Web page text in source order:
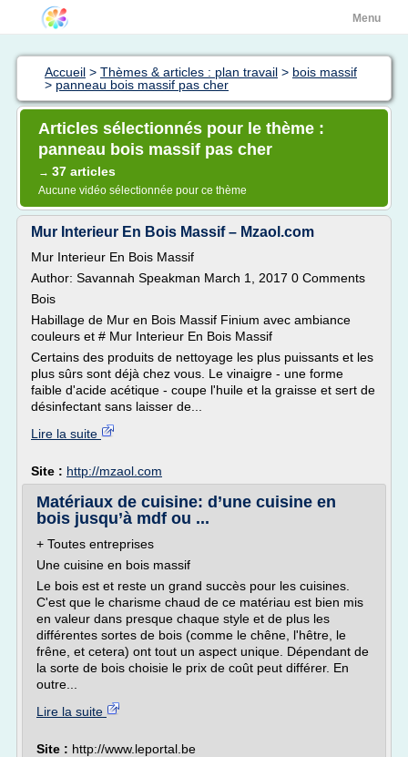
Menu
Accueil > Thèmes & articles : plan travail > bois massif
> panneau bois massif pas cher
Articles sélectionnés pour le thème :
panneau bois massif pas cher
→ 37 articles
Aucune vidéo sélectionnée pour ce thème
Mur Interieur En Bois Massif – Mzaol.com
Mur Interieur En Bois Massif
Author: Savannah Speakman March 1, 2017 0 Comments
Bois
Habillage de Mur en Bois Massif Finium avec ambiance
couleurs et # Mur Interieur En Bois Massif
Certains des produits de nettoyage les plus puissants et les
plus sûrs sont déjà chez vous. Le vinaigre - une forme
faible d'acide acétique - coupe l'huile et la graisse et sert de
désinfectant sans laisser de...
Lire la suite
Site : http://mzaol.com
Matériaux de cuisine: d’une cuisine en
bois jusqu’à mdf ou ...
+ Toutes entreprises
Une cuisine en bois massif
Le bois est et reste un grand succès pour les cuisines.
C'est que le charisme chaud de ce matériau est bien mis
en valeur dans presque chaque style et de plus les
différentes sortes de bois (comme le chêne, l'hêtre, le
frêne, et cetera) ont tout un aspect unique. Dépendant de
la sorte de bois choisie le prix de coût peut différer. En
outre...
Lire la suite
Site : http://www.leportal.be